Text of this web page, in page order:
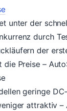
unter der
durch
der
Preise –
geringe
attraktiv –